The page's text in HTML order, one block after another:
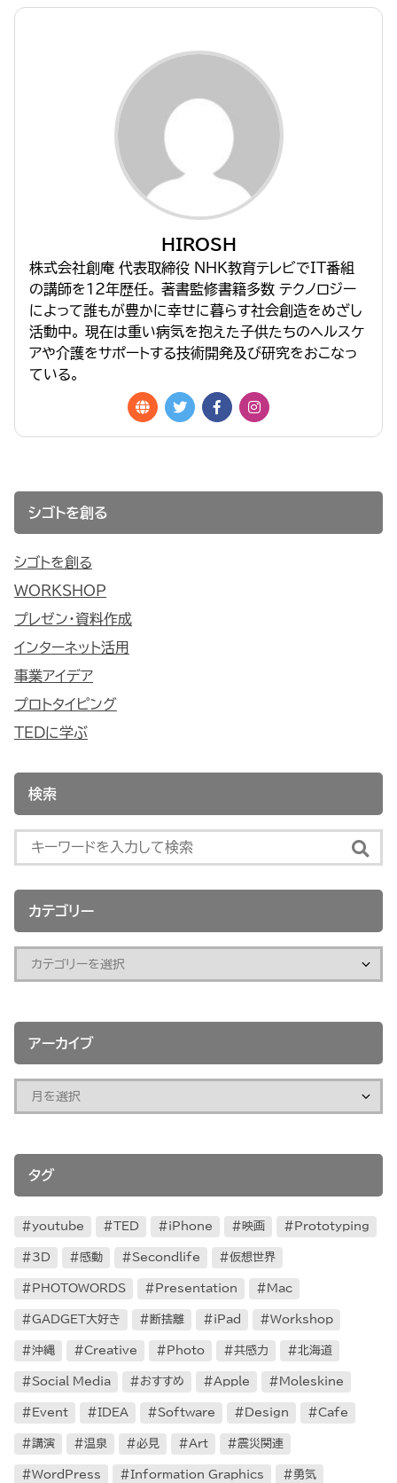
HIROSH
株式会社創庵 代表取締役 NHK教育テレビでIT番組
の講師を１２年歴任。 著書監修書籍多数 テクノロジー
によって誰もが豊かに幸せに暮らす社会創造をめざし
活動中。 現在は重い病気を抱えた子供たちのヘルスケ
アや介護をサポートする技術開発及び研究をおこなっ
ている。
シゴトを創る
シゴトを創る
WORKSHOP
プレゼン・資料作成
インターネット活用
事業アイデア
プロトタイピング
TEDに学ぶ
検索
カテゴリー
アーカイブ
タグ
youtube TED iPhone 映画 Prototyping
3D 感動 Secondlife 仮想世界
PHOTOWORDS Presentation Mac
GADGET大好き 断捨離 iPad Workshop
沖縄 Creative Photo 共感力 北海道
Social Media おすすめ Apple Moleskine
Event IDEA Software Design Cafe
講演 温泉 必見 Art 震災関連
WordPress Information Graphics 勇気